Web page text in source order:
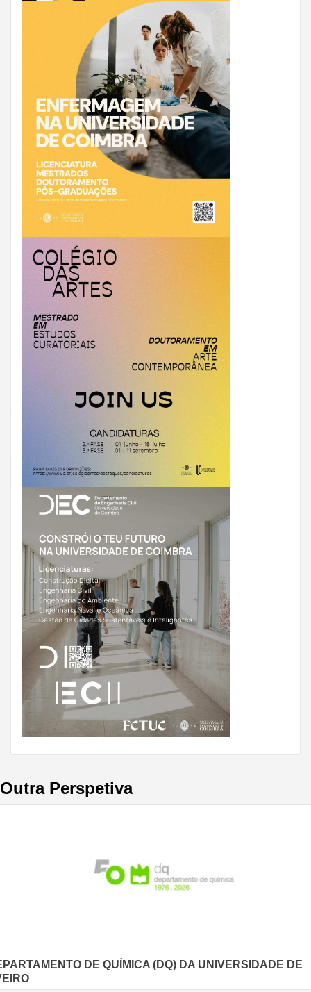
Outra Perspetiva
DE QUÍMICA (DQ) DA UNIVERSIDADE DE